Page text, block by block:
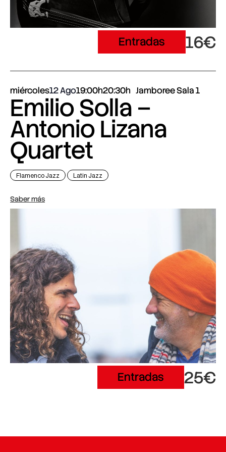
Entradas 16€
miércoles12 Ago19:00h20:30h Jamboree Sala 1
Emilio Solla –
Antonio Lizana
Quartet
Flamenco Jazz Latin Jazz
Saber más
Entradas 25€